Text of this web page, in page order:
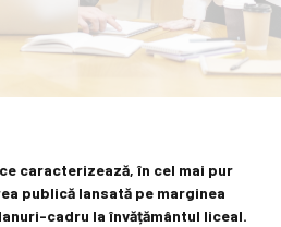
caracterizează, în cel mai pur
publică lansată pe marginea
cadru la învățământul liceal.